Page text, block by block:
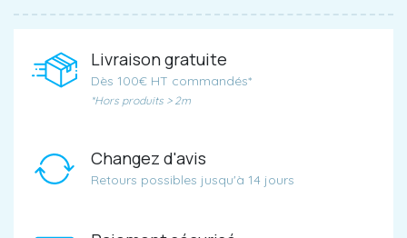
Livraison gratuite
Dès 100€ HT commandés*
*Hors produits > 2m
Changez d'avis
Retours possibles jusqu'à 14 jours